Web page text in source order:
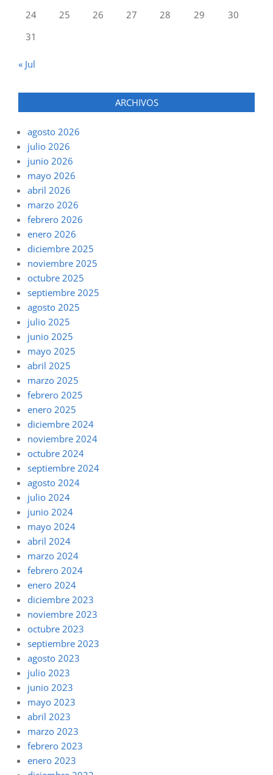
24
25 26 27 28 29
30
31
« Jul
ARCHIVOS
agosto 2026
julio 2026
junio 2026
mayo 2026
abril 2026
marzo 2026
febrero 2026
enero 2026
diciembre 2025
noviembre 2025
octubre 2025
septiembre 2025
agosto 2025
julio 2025
junio 2025
mayo 2025
abril 2025
marzo 2025
febrero 2025
enero 2025
diciembre 2024
noviembre 2024
octubre 2024
septiembre 2024
agosto 2024
julio 2024
junio 2024
mayo 2024
abril 2024
marzo 2024
febrero 2024
enero 2024
diciembre 2023
noviembre 2023
octubre 2023
septiembre 2023
agosto 2023
julio 2023
junio 2023
mayo 2023
abril 2023
marzo 2023
febrero 2023
enero 2023